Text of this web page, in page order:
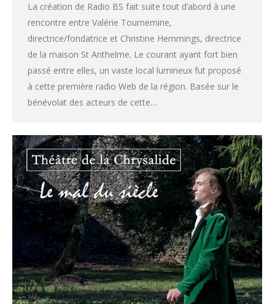
La création de Radio BS fait suite tout d’abord à une
rencontre entre Valérie Tournemine,
directrice/fondatrice et Christine Hemmings, directrice
de la maison St Anthelme. Le courant ayant fort bien
passé entre elles, un vaste local lumineux fut proposé
à cette première radio Web de la région. Basée sur le
bénévolat des acteurs de cette…